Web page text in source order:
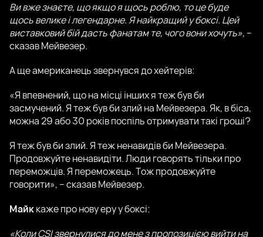
Ви вже знаєте, що якщо я щось роблю, то це буде
щось велике і легендарне. Я найкращий у боксі. Цей
виставковий бій дасть фанатам те, чого вони хочуть», –
сказав Мейвезер.
А ще американець звернувся до хейтерів:
«Я впевнений, що на місці інших я теж був би
засмучений. Я теж був би злий на Мейвезера. Як, в біса,
можна 29 або 30 років поспіль отримувати такі гроші?
Я теж був би злий. Я теж ненавидів би Мейвезера.
Продовжуйте ненавидіти. Люди говорять тільки про
переможців. Я переможець. Тож продовжуйте
говорити», – сказав Мейвезер.
Майккаже про нову еру у боксі:
«Коли CSI звернулися до мене з пропозицією вийти на